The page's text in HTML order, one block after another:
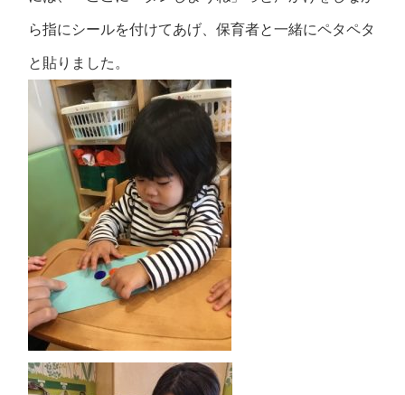
ら指にシールを付けてあげ、保育者と一緒にペタペタ
と貼りました。